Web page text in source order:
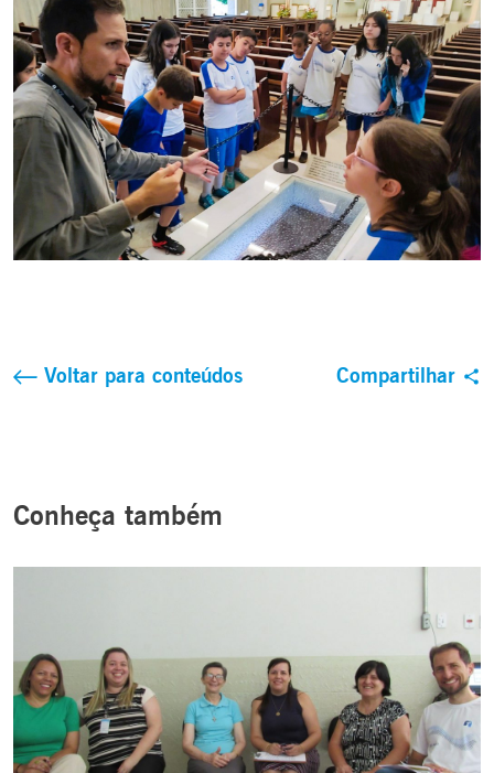
Voltar para conteúdos Compartilhar
Conheça também